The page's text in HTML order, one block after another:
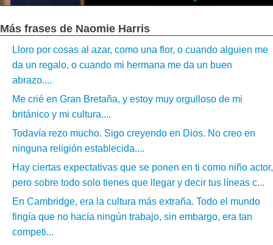
Más frases de Naomie Harris
Lloro por cosas al azar, como una flor, o cuando alguien me
da un regalo, o cuando mi hermana me da un buen
abrazo....
Me crié en Gran Bretaña, y estoy muy orgulloso de mi
británico y mi cultura....
Todavía rezo mucho. Sigo creyendo en Dios. No creo en
ninguna religión establecida....
Hay ciertas expectativas que se ponen en ti como niño actor,
pero sobre todo solo tienes que llegar y decir tus líneas c...
En Cambridge, era la cultura más extraña. Todo el mundo
fingía que no hacía ningún trabajo, sin embargo, era tan
competi...